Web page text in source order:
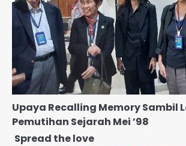
Upaya Recalling Memory Sambil
Pemutihan Sejarah Mei ’98
Spread the love